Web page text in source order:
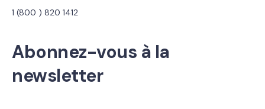
1 (800 ) 820 1412
Abonnez-vous à la
newsletter